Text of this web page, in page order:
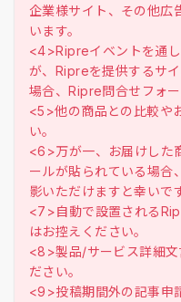
企業様サイト、その他広
います。
<4>Ripreイベントを通
が、Ripreを提供するサ
場合、Ripre問合せフォ
<5>他の商品との比較や
い。
<6>万が一、お届けした
ールが貼られている場合
影いただけますと幸いで
<7>自動で設置される
はお控えください。
<8>製品/サービス詳細文
ださい。
<9>投稿期間外の記事申